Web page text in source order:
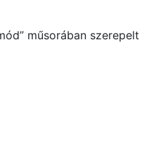
műsorában szerepelt